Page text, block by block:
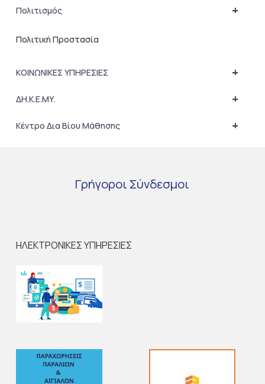
+
Πολιτισμός
Πολιτική Προστασία
+
ΚΟΙΝΩΝΙΚΕΣ ΥΠΗΡΕΣΙΕΣ
+
ΔΗ.Κ.Ε.ΜΥ.
+
Κέντρο Δια Βίου Μάθησης
Γρήγοροι Σύνδεσμοι
ΗΛΕΚΤΡΟΝΙΚΕΣ ΥΠΗΡΕΣΙΕΣ